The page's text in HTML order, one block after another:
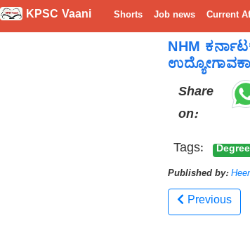
KPSC Vaani Shorts Job news Current
NHM
Share
on:
Tags:
Degree
Published by:
Previous